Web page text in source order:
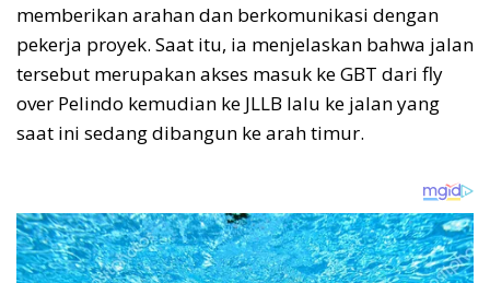
memberikan arahan dan berkomunikasi dengan
pekerja proyek. Saat itu, ia menjelaskan bahwa jalan
tersebut merupakan akses masuk ke GBT dari fly
over Pelindo kemudian ke JLLB lalu ke jalan yang
saat ini sedang dibangun ke arah timur.